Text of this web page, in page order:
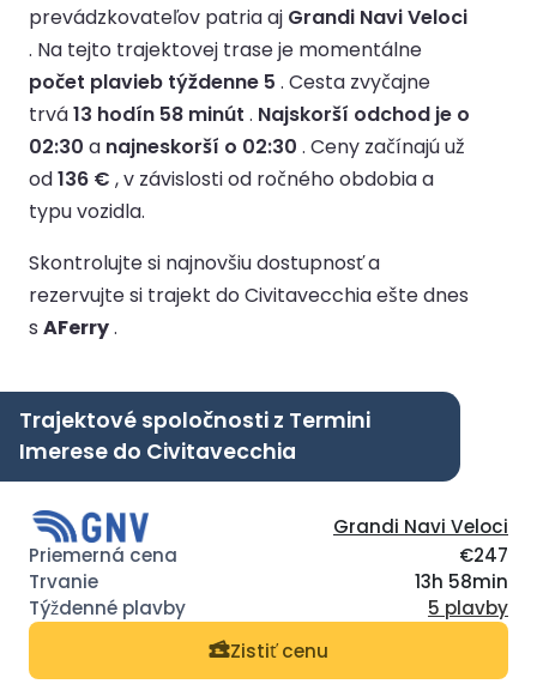
prevádzkovateľov patria aj Grandi Navi Veloci
. Na tejto trajektovej trase je momentálne
počet plavieb týždenne 5 . Cesta zvyčajne
trvá13 hodín 58 minút . Najskorší odchod je o
02:30 a najneskorší o 02:30 . Ceny začínajú už
od136 € , v závislosti od ročného obdobia a
typu vozidla.
Skontrolujte si najnovšiu dostupnosť a
rezervujte si trajekt do Civitavecchia ešte dnes
s AFerry.
Trajektové spoločnosti z Termini
Imerese do Civitavecchia
Grandi Navi Veloci
€247
13h 58min
5 plavby
Zistiť cenu